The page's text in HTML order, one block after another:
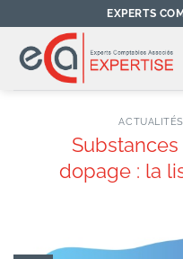
au
contenu
EXPERTS
ACTUALITÉS
dopage : la